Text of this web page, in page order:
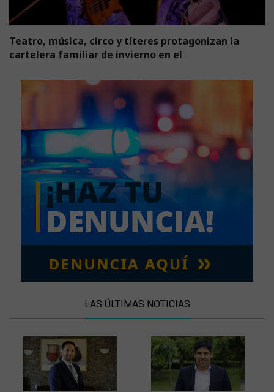
Teatro, música, circo y títeres protagonizan la
cartelera familiar de invierno en el
LAS ÚLTIMAS NOTICIAS